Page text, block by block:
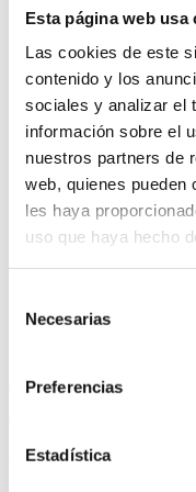
Esta página web usa
Las cookies de este
contenido y los
sociales y analizar el
información sobre el
nuestros partners de
web, quienes pueden
les haya
uso que haya hecho
Necesarias
Preferencias
Estadística
chevron_leftchevron_right
adquiriendo este producto
BIOTINA